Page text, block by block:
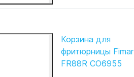
Корзина для
фритюрницы Fimar
FR88R CO6955